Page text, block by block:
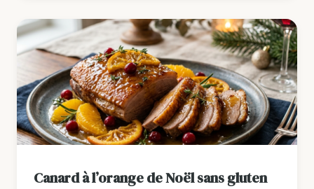
Canard à l’orange de Noël sans gluten